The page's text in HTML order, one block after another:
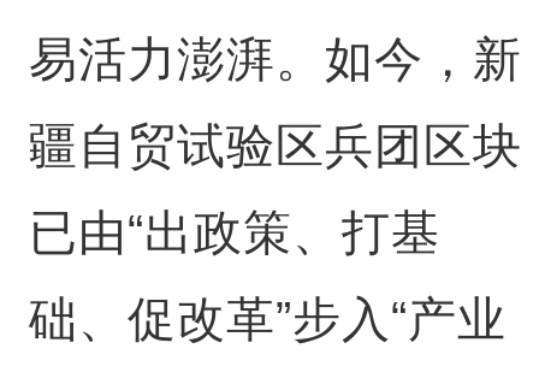
易活力澎湃。如今，新
疆自贸试验区兵团区块
已由“出政策、打基
础、促改革”步入“产业